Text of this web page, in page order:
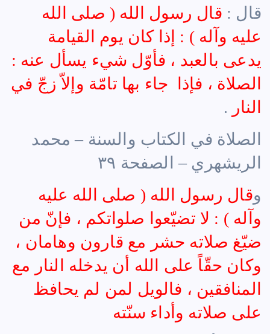
قال : قال رسول الله ( صلى الله
عليه وآله ) : إذا كان يوم القيامة
يدعى بالعبد ، فأوّل شيء يسأل عنه :
الصلاة ، فإذا جاء بها تامّة وإلاّ زجّ في
النار .
الصلاة في الكتاب والسنة – محمد
الريشهري – الصفحة ٣٩
وقال رسول الله ( صلى الله عليه
وآله ) : لا تضيّعوا صلواتكم ، فإنّ من
ضيّغ صلاته حشر مع قارون وهامان ،
وكان حقّاً على الله أن يدخله النار مع
المنافقين ، فالويل لمن لم يحافظ
على صلاته وأداء سنّته